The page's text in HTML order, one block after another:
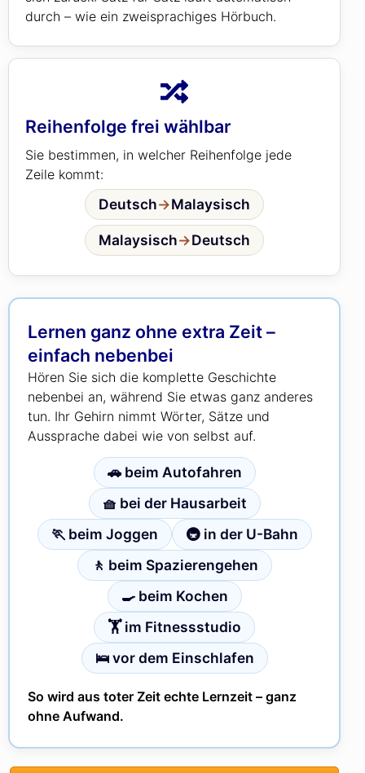
durch – wie ein zweisprachiges Hörbuch.
Reihenfolge frei wählbar
Sie bestimmen, in welcher Reihenfolge jede
Zeile kommt:
Deutsch→Malaysisch
Malaysisch→Deutsch
Lernen ganz ohne extra Zeit –
einfach nebenbei
Hören Sie sich die komplette Geschichte
nebenbei an, während Sie etwas ganz anderes
tun. Ihr Gehirn nimmt Wörter, Sätze und
Aussprache dabei wie von selbst auf.
🚗 beim Autofahren
🧺 bei der Hausarbeit
🏃 beim Joggen
🚇 in der U-Bahn
🚶 beim Spazierengehen
🍳 beim Kochen
🏋️ im Fitnessstudio
🛌 vor dem Einschlafen
So wird aus toter Zeit echte Lernzeit – ganz
ohne Aufwand.